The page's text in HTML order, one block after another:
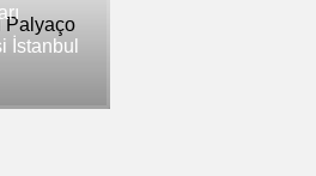
İstanbul